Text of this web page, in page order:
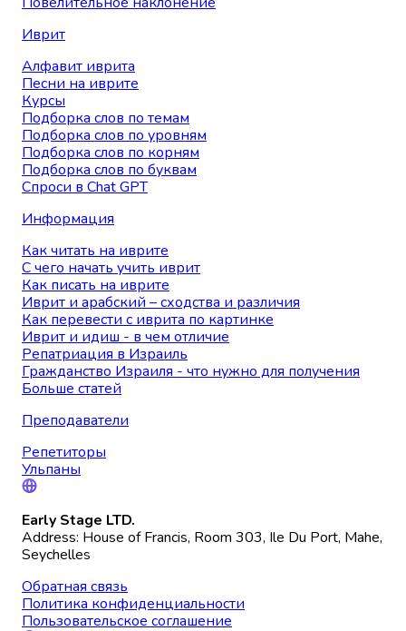
Иврит
Алфавит иврита
Песни на иврите
Курсы
Подборка слов по темам
Подборка слов по уровням
Подборка слов по корням
Подборка слов по буквам
Спроси в Chat GPT
Информация
Как читать на иврите
С чего начать учить иврит
Как писать на иврите
Иврит и арабский – сходства и различия
Как перевести с иврита по картинке
Иврит и идиш - в чем отличие
Репатриация в Израиль
Гражданство Израиля - что нужно для получения
Больше статей
Преподаватели
Репетиторы
Ульпаны
Early Stage LTD.
Address: House of Francis, Room 303, Ile Du Port, Mahe,
Seychelles
Обратная связь
Политика конфиденциальности
Пользовательское соглашение